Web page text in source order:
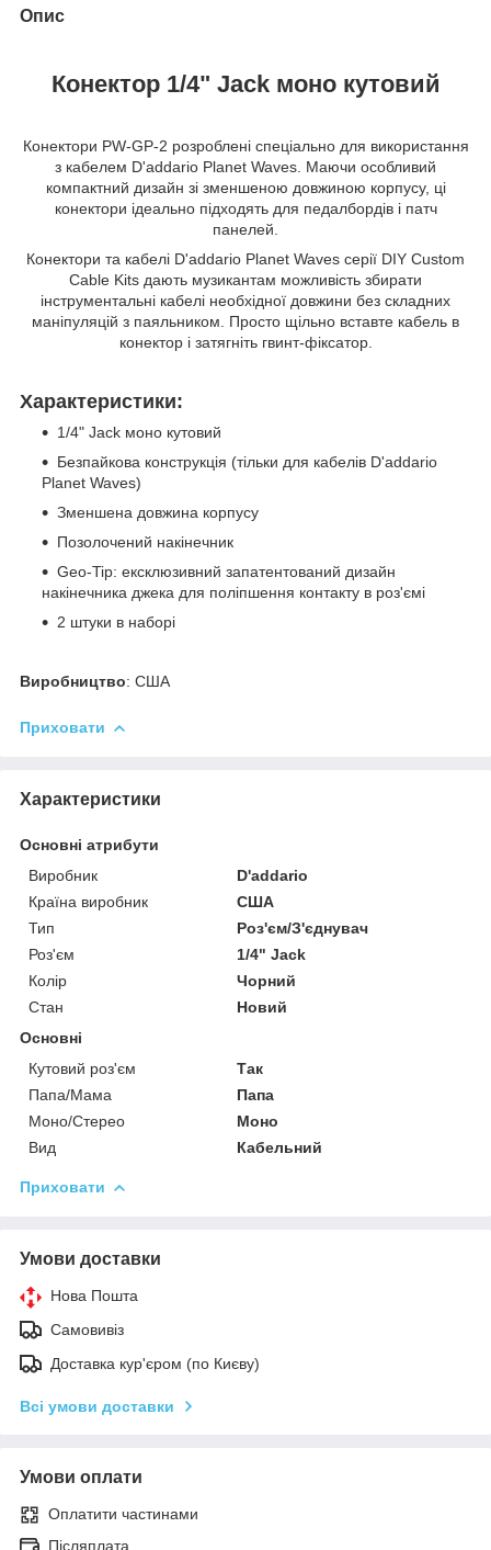
Опис
Конектор 1/4" Jack моно кутовий
Конектори PW-GP-2 розроблені спеціально для використання
з кабелем D'addario Planet Waves. Маючи особливий
компактний дизайн зі зменшеною довжиною корпусу, ці
конектори ідеально підходять для педалбордів і патч
панелей.
Конектори та кабелі D'addario Planet Waves серії DIY Custom
Cable Kits дають музикантам можливість збирати
інструментальні кабелі необхідної довжини без складних
маніпуляцій з паяльником. Просто щільно вставте кабель в
конектор і затягніть гвинт-фіксатор.
Характеристики:
1/4" Jack моно кутовий
Безпайкова конструкція (тільки для кабелів D'addario
Planet Waves)
Зменшена довжина корпусу
Позолочений накінечник
Geo-Tip: ексклюзивний запатентований дизайн
накінечника джека для поліпшення контакту в роз'ємі
2 штуки в наборі
Виробництво: США
Приховати
Характеристики
Основні атрибути
Виробник
D'addario
Країна виробник
США
Тип
Роз'єм/З'єднувач
Роз'єм
1/4" Jack
Колір
Чорний
Стан
Новий
Основні
Кутовий роз'єм
Так
Папа/Мама
Папа
Моно/Стерео
Моно
Вид
Кабельний
Приховати
Умови доставки
Нова Пошта
Самовивіз
Доставка кур'єром (по Києву)
Всі умови доставки
Умови оплати
Оплатити частинами
Післяплата